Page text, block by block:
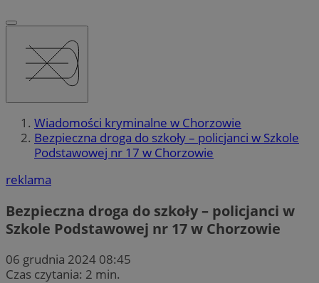
Wiadomości kryminalne w Chorzowie
Bezpieczna droga do szkoły – policjanci w Szkole
Podstawowej nr 17 w Chorzowie
reklama
Bezpieczna droga do szkoły – policjanci w
Szkole Podstawowej nr 17 w Chorzowie
06 grudnia 2024 08:45
Czas czytania: 2 min.